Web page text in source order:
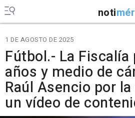
noti
1 DE AGOSTO DE 2025
Fútbol.- La Fiscalía
años y medio de
Raúl Asencio por
un vídeo de